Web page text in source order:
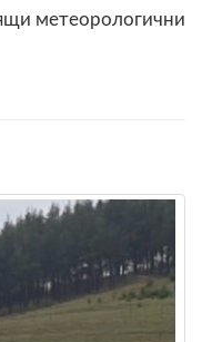
метеорологични